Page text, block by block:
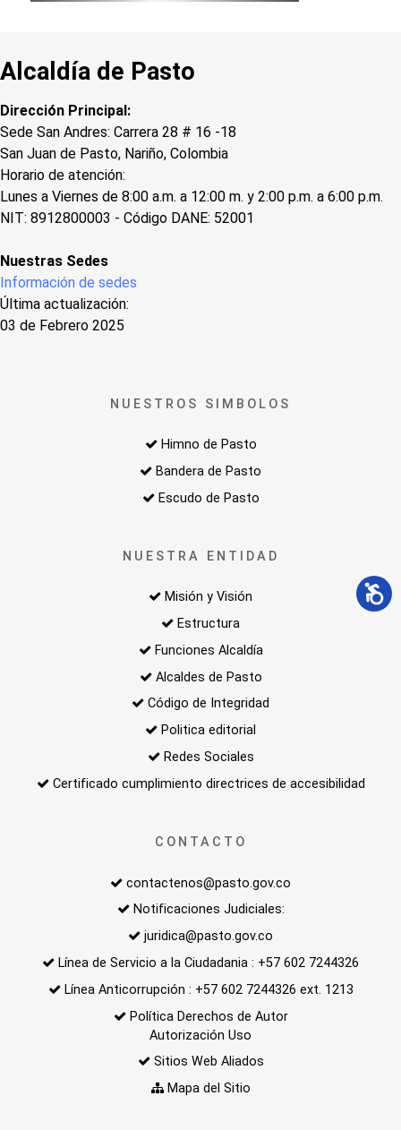
Alcaldía de Pasto
Dirección Principal:
Sede San Andres: Carrera 28 # 16 -18
San Juan de Pasto, Nariño, Colombia
Horario de atención:
Lunes a Viernes de 8:00 a.m. a 12:00 m. y 2:00 p.m. a 6:00 p.m.
NIT: 8912800003 - Código DANE: 52001
Nuestras Sedes
Información de sedes
Última actualización:
03 de Febrero 2025
NUESTROS SIMBOLOS
Himno de Pasto
Bandera de Pasto
Escudo de Pasto
NUESTRA ENTIDAD
Misión y Visión
Estructura
Funciones Alcaldía
Alcaldes de Pasto
Código de Integridad
Politica editorial
Redes Sociales
Certificado cumplimiento directrices de accesibilidad
CONTACTO
contactenos@pasto.gov.co
Notificaciones Judiciales:
juridica@pasto.gov.co
Línea de Servicio a la Ciudadania : +57 602 7244326
Línea Anticorrupción : +57 602 7244326 ext. 1213
Política Derechos de Autor
Autorización Uso
Sitios Web Aliados
Mapa del Sitio